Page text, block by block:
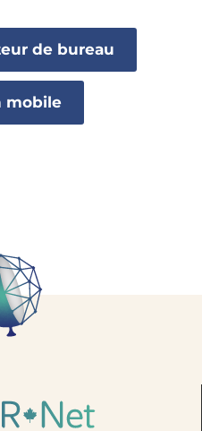
de bureau
mobile